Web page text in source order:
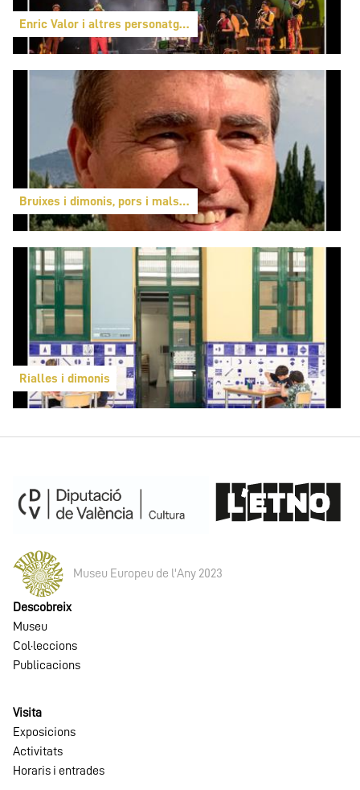
Enric Valor i altres personatges de por
Bruixes i dimonis, pors i malsons
Rialles i dimonis
Museu Europeu de l'Any 2023
Descobreix
Museu
Col·leccions
Publicacions
Visita
Exposicions
Activitats
Horaris i entrades